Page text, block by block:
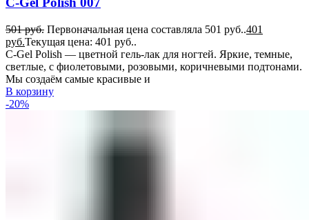
501руб. Первоначальная цена составляла 501 руб..401
руб.Текущая цена: 401 руб..
C-Gel Polish — цветной гель-лак для ногтей. Яркие, темные,
светлые, с фиолетовыми, розовыми, коричневыми подтонами.
Мы создаём самые красивые и
В корзину
-20%